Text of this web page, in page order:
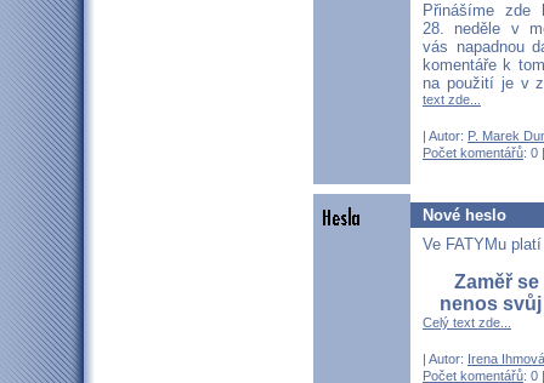
Přinášíme zde
28. neděle v
vás napadnou
komentáře k
na použití je v
text zde...
| Autor: P. Marek
Počet komentářů: 0
Nové heslo
Ve FATYMu
Zaměř
nenos
Celý text zde...
| Autor: Irena Ihmová
Počet komentářů: 0